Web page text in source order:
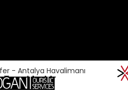
- Antalya Havalimanı